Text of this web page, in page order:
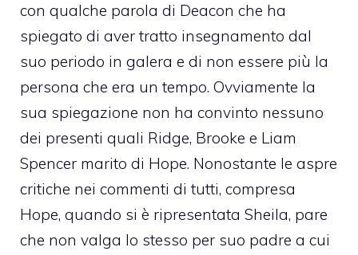
con qualche parola di Deacon che ha
spiegato di aver tratto insegnamento dal
suo periodo in galera e di non essere più la
persona che era un tempo. Ovviamente la
sua spiegazione non ha convinto nessuno
dei presenti quali Ridge, Brooke e Liam
Spencer marito di Hope. Nonostante le aspre
critiche nei commenti di tutti, compresa
Hope, quando si è ripresentata Sheila, pare
che non valga lo stesso per suo padre a cui